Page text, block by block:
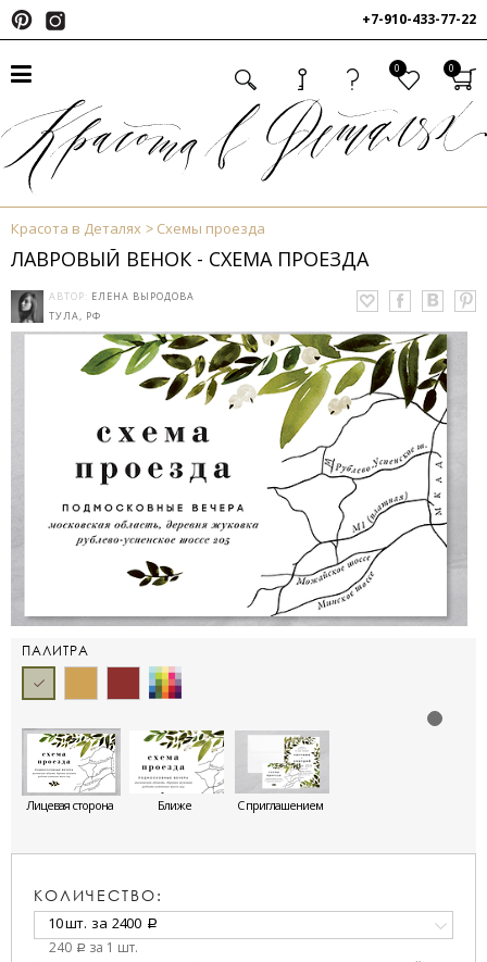
+7-910-433-77-22
0 0
Красота в Деталях Схемы проезда
ЛАВРОВЫЙ ВЕНОК - СХЕМА ПРОЕЗДА
АВТОР: ЕЛЕНА ВЫРОДОВА
ТУЛА, РФ
ПАЛИТРА
Лицевая сторона Ближе С приглашением
КОЛИЧЕСТВО:
10 шт. за 2400 a
240 a за 1 шт.